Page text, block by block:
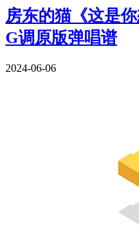
房东的猫《这是
G调原版弹唱谱
2024-06-06